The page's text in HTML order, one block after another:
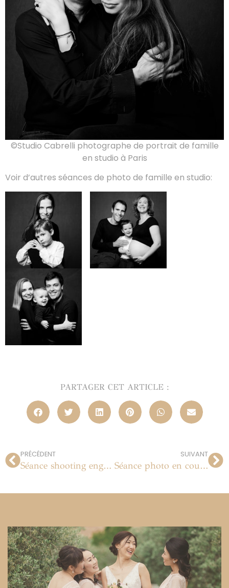
©Studio Cabrelli photographe de portrait de famille
en studio à Paris
Voir d’autres séances de photo de famille en studio:
PARTAGER CET ARTICLE :
PRÉCÉDENT
Séance shooting engagement à Paris
SUIVANT
Séance photo en couple en studio à Paris